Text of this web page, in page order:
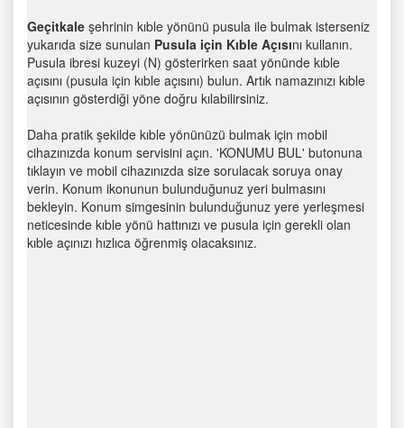
Geçitkale şehrinin kıble yönünü pusula ile bulmak isterseniz
yukarıda size sunulan Pusula için Kıble Açısını kullanın.
Pusula ibresi kuzeyi (N) gösterirken saat yönünde kıble
açısını (pusula için kıble açısını) bulun. Artık namazınızı kıble
açısının gösterdiği yöne doğru kılabilirsiniz.
Daha pratik şekilde kıble yönünüzü bulmak için mobil
cihazınızda konum servisini açın. 'KONUMU BUL' butonuna
tıklayın ve mobil cihazınızda size sorulacak soruya onay
verin. Konum ikonunun bulunduğunuz yeri bulmasını
bekleyin. Konum simgesinin bulunduğunuz yere yerleşmesi
neticesinde kıble yönü hattınızı ve pusula için gerekli olan
kıble açınızı hızlıca öğrenmiş olacaksınız.